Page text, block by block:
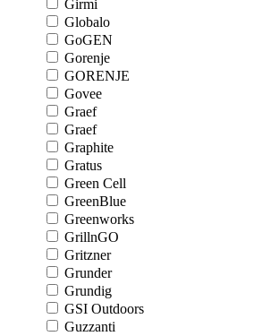
Girmi
Globalo
GoGEN
Gorenje
GORENJE
Govee
Graef
Graef
Graphite
Gratus
Green Cell
GreenBlue
Greenworks
GrillnGO
Gritzner
Grunder
Grundig
GSI Outdoors
Guzzanti